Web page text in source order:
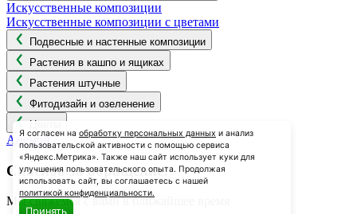
Искусственные композиции
Искусственные композиции с цветами
Подвесные и настенные композиции
Растения в кашпо и ящиках
Растения штучные
Фитодизайн и озеленение
Цветы
Анемон
Спасибо за обращение!
Мы свяжемся с вами в ближайшее время
Я согласен на обработку персональных данных и анализ
пользовательской активности с помощью сервиса
«Яндекс.Метрика». Также наш сайт использует куки для
улучшения пользовательского опыта. Продолжая
использовать сайт, вы соглашаетесь с нашей
политикой конфиденциальности.
Принять